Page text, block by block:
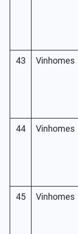
43 Vinhomes
44 Vinhomes
45 Vinhomes